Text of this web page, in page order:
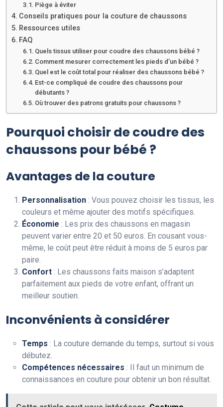
Piège à éviter
Conseils pratiques pour la couture de chaussons
Ressources utiles
FAQ
Quels tissus utiliser pour coudre des chaussons bébé ?
Comment mesurer correctement les pieds d’un bébé ?
Quel est le coût total pour réaliser des chaussons bébé ?
Est-ce compliqué de coudre des chaussons pour
débutants ?
Où trouver des patrons gratuits pour chaussons ?
Pourquoi choisir de coudre des
chaussons pour bébé ?
Avantages de la couture
Personnalisation : Vous pouvez choisir les tissus, les
couleurs et même ajouter des motifs spécifiques.
Économie : Les prix des chaussons en magasin
peuvent varier entre 20 et 50 euros. En cousant vous-
même, le coût peut être réduit à moins de 5 euros par
paire.
Confort : Les chaussons faits maison s’adaptent
parfaitement aux pieds de votre enfant, offrant un
meilleur soutien.
Inconvénients à considérer
Temps : La couture demande du temps, surtout si vous
débutez.
Compétences nécessaires : Il faut un minimum de
connaissances en couture pour obtenir un bon résultat.